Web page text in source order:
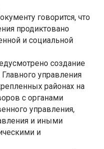
говорится, что
продиктовано
и социальной
создание
управления
районах на
с органами
управления,
и иными
и